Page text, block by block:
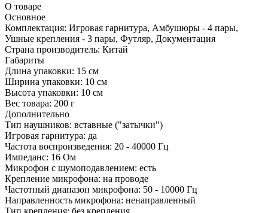
О товаре
Основное
Комплектация: Игровая гарнитура, Амбушюры - 4 пары,
Ушные крепления - 3 пары, Футляр, Документация
Страна производитель: Китай
Габариты
Длина упаковки: 15 см
Ширина упаковки: 10 см
Высота упаковки: 10 см
Вес товара: 200 г
Дополнительно
Тип наушников: вставные ("затычки")
Игровая гарнитура: да
Частота воспроизведения: 20 - 40000 Гц
Импеданс: 16 Ом
Микрофон с шумоподавлением: есть
Крепление микрофона: на проводе
Частотный диапазон микрофона: 50 - 10000 Гц
Направленность микрофона: ненаправленный
Тип крепления: без крепления